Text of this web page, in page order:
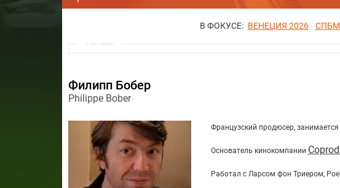
В ФОКУСЕ: ВЕНЕЦИЯ 2026
Реклама
Филипп Бобер
Philippe Bober
Французский продюсер,
Основатель кинокомпании
Работал с Ларсом фон Триером,